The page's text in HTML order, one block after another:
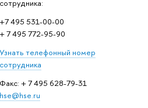
сотрудника:
+7 495 531-00-00
+ 7 495 772-95-90
Узнать телефонный номер
сотрудника
Факс: + 7 495 628-79-31
hse@hse.ru